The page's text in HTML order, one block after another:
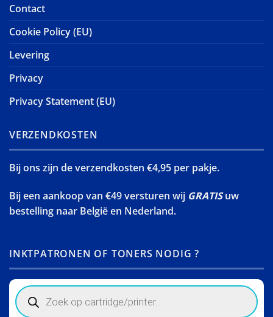
Contact
Cookie Policy (EU)
Levering
Privacy
Privacy Statement (EU)
VERZENDKOSTEN
Bij ons zijn de verzendkosten €4,95 per pakje.
Bij een aankoop van €49 versturen wij GRATISuw
bestelling naar België en Nederland.
INKTPATRONEN OF TONERS NODIG ?
Products
search